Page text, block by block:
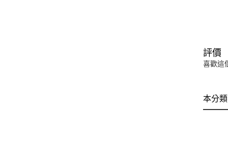
評價
喜歡這
本分